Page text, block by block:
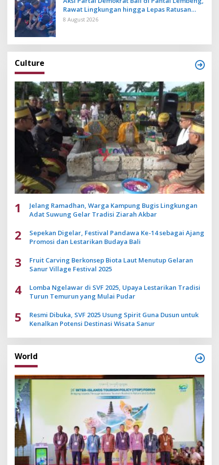
Rawat Lingkungan hingga Lepas Ratusan
Tukik Bedawang Nala
8 August 2026
Culture
1
Jelang Ramadhan, Warga Kampung Bugis Lingkungan
Adat Suwung Gelar Tradisi Ziarah Akbar
2
Sepekan Digelar, Festival Pandawa Ke-14 sebagai Ajang
Promosi dan Lestarikan Budaya Bali
3
Fruit Carving Berkonsep Biota Laut Menutup Gelaran
Sanur Village Festival 2025
4
Lomba Ngelawar di SVF 2025, Upaya Lestarikan Tradisi
Turun Temurun yang Mulai Pudar
5
Resmi Dibuka, SVF 2025 Usung Spirit Guna Dusun untuk
Kenalkan Potensi Destinasi Wisata Sanur
World